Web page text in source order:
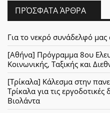
ΠΡΌΣΦΑΤΑ ΆΡΘΡΑ
Για το νεκρό συνάδελφό
[Αθήνα] Πρόγραμμα 8ου
Κοινωνικής, Ταξικής και
[Τρίκαλα] Κάλεσμα στην
Τρίκαλα για τις
Βιολάντα